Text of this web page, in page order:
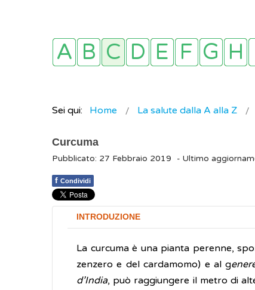
Sei qui: Home La salute dalla A alla Z
Curcuma
Pubblicato: 27 Febbraio 2019 - Ultimo
f Condividi
INTRODUZIONE
La curcuma è una pianta perenne,
zenzero e del cardamomo) e al g
d’India, può raggiungere il metro di